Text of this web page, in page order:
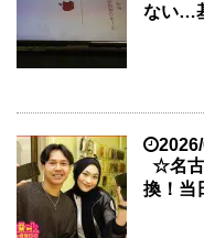
ない…
☆名古
換！当